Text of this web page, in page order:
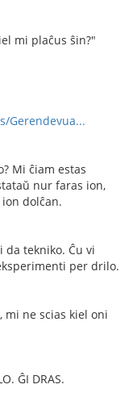
mi plaĉus ŝin?"
Gerendevua...
Mi ĉiam estas
nur faras ion,
dolĉan.
da tekniko. Ĉu vi
per drilo.
mi ne scias kiel oni
ĜI DRAS.